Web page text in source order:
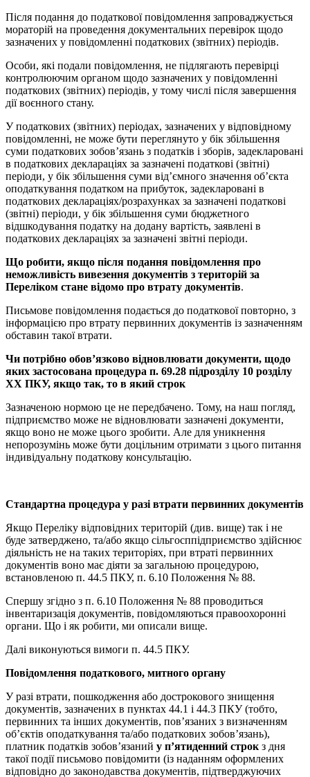
Після подання до податкової повідомлення запроваджується
мораторій на проведення документальних перевірок щодо
зазначених у повідомленні податкових (звітних) періодів.
Особи, які подали повідомлення, не підлягають перевірці
контролюючим органом щодо зазначених у повідомленні
податкових (звітних) періодів, у тому числі після завершення
дії воєнного стану.
У податкових (звітних) періодах, зазначених у відповідному
повідомленні, не може бути переглянуто у бік збільшення
суми податкових зобов’язань з податків і зборів, задекларовані
в податкових деклараціях за зазначені податкові (звітні)
періоди, у бік збільшення суми від’ємного значення об’єкта
оподаткування податком на прибуток, задекларовані в
податкових деклараціях/розрахунках за зазначені податкові
(звітні) періоди, у бік збільшення суми бюджетного
відшкодування податку на додану вартість, заявлені в
податкових деклараціях за зазначені звітні періоди.
Що робити, якщо після подання повідомлення про
неможливість вивезення документів з територій за
Переліком стане відомо про втрату документів.
Письмове повідомлення подається до податкової повторно, з
інформацією про втрату первинних документів із зазначенням
обставин такої втрати.
Чи потрібно обов’язково відновлювати документи, щодо
яких застосована процедура п. 69.28 підрозділу 10 розділу
ХХ ПКУ, якщо так, то в який строк
Зазначеною нормою це не передбачено. Тому, на наш погляд,
підприємство може не відновлювати зазначені документи,
якщо воно не може цього зробити. Але для уникнення
непорозумінь може бути доцільним отримати з цього питання
індивідуальну податкову консультацію.
Стандартна процедура у разі втрати первинних документів
Якщо Переліку відповідних територій (див. вище) так і не
буде затверджено, та/або якщо сільгосппідприємство здійснює
діяльність не на таких територіях, при втраті первинних
документів воно має діяти за загальною процедурою,
встановленою п. 44.5 ПКУ, п. 6.10 Положення № 88.
Спершу згідно з п. 6.10 Положення № 88 проводиться
інвентаризація документів, повідомляються правоохоронні
органи. Що і як робити, ми описали вище.
Далі виконуються вимоги п. 44.5 ПКУ.
Повідомлення податкового, митного органу
У разі втрати, пошкодження або дострокового знищення
документів, зазначених в пунктах 44.1 і 44.3 ПКУ (тобто,
первинних та інших документів, пов’язаних з визначенням
об’єктів оподаткування та/або податкових зобов’язань),
платник податків зобов’язаний у п’ятиденний строк з дня
такої події письмово повідомити (із наданням оформлених
відповідно до законодавства документів, підтверджуючих